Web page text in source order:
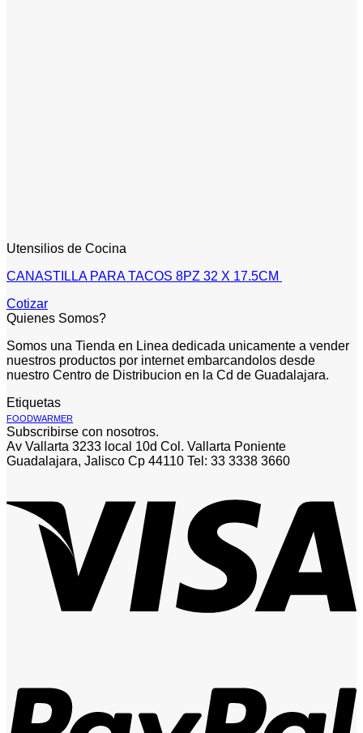
Utensilios de Cocina
CANASTILLA PARA TACOS 8PZ 32 X 17.5CM
Cotizar
Quienes Somos?
Somos una Tienda en Linea dedicada unicamente a vender
nuestros productos por internet embarcandolos desde
nuestro Centro de Distribucion en la Cd de Guadalajara.
Etiquetas
FOODWARMER
Subscribirse con nosotros.
Av Vallarta 3233 local 10d Col. Vallarta Poniente
Guadalajara, Jalisco Cp 44110 Tel: 33 3338 3660